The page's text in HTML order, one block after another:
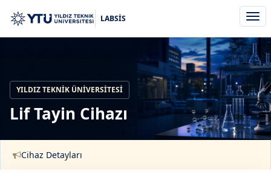
aç/
LABSİS
YILDIZ TEKNIK ÜNIVERSITESI
Lif Tayin Cihazı
Cihaz Detayları